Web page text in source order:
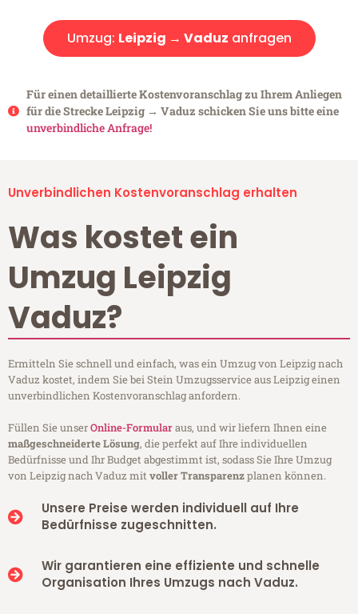
Umzug: Leipzig → Vaduz anfragen
Für einen detaillierte Kostenvoranschlag zu Ihrem Anliegen
für die Strecke Leipzig → Vaduz schicken Sie uns bitte eine
unverbindliche Anfrage!
Unverbindlichen Kostenvoranschlag erhalten
Was kostet ein
Umzug Leipzig
Vaduz?
Ermitteln Sie schnell und einfach, was ein Umzug von Leipzig nach
Vaduz kostet, indem Sie bei Stein Umzugsservice aus Leipzig einen
unverbindlichen Kostenvoranschlag anfordern.
Füllen Sie unserOnline-Formularaus, und wir liefern Ihnen eine
maßgeschneiderte Lösung, die perfekt auf Ihre individuellen
Bedürfnisse und Ihr Budget abgestimmt ist, sodass Sie Ihre Umzug
von Leipzig nach Vaduz mitvoller Transparenzplanen können.
Unsere Preise werden individuell auf Ihre
Bedürfnisse zugeschnitten.
Wir garantieren eine effiziente und schnelle
Organisation Ihres Umzugs nach Vaduz.